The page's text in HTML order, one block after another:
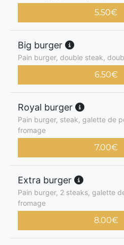
5.50€
Big burger
Pain burger, double steak,
6.50€
Royal burger
Pain burger, steak, galette de
fromage
7.00€
Extra burger
Pain burger, 2 steaks, galette
fromage
8.00€